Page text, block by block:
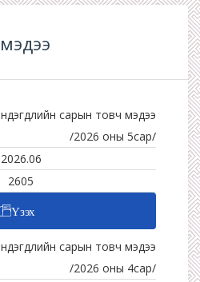
сарын товч мэдээ
/2026 оны 5сар/
2026.06
2605
Үзэх
сарын товч мэдээ
/2026 оны 4сар/